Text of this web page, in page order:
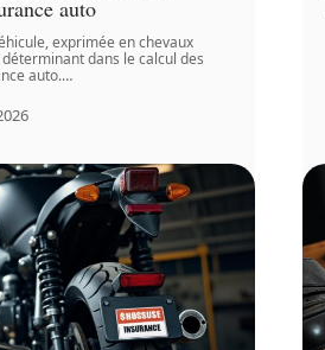
auto
exprimée en chevaux
dans le calcul des
auto.…